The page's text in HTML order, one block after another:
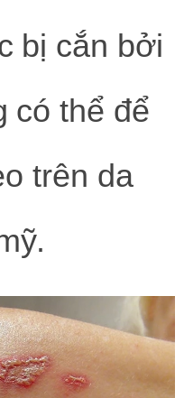
bị cắn bởi
có thể để
trên da